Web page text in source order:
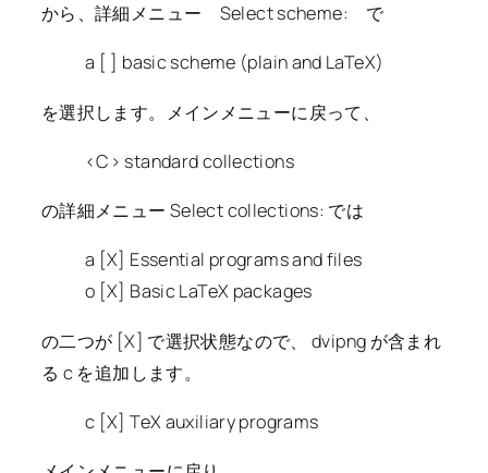
から、詳細メニュー Select scheme: で
a [ ] basic scheme (plain and LaTeX)
を選択します。メインメニューに戻って、
<C> standard collections
の詳細メニュー Select collections: では
a [X] Essential programs and files
o [X] Basic LaTeX packages
の二つが [X] で選択状態なので、 dvipng が含まれ
る c を追加します。
c [X] TeX auxiliary programs